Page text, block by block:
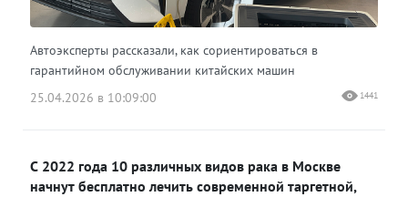
Автоэксперты рассказали, как сориентироваться в
гарантийном обслуживании китайских машин
25.04.2026 в 10:09:00
1441
С 2022 года 10 различных видов рака в Москве
начнут бесплатно лечить современной таргетной,